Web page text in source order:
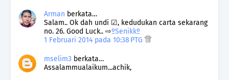
Arman berkata…
Salam.. Ok dah undi ☑, kedudukan carta sekarang
no. 26. Good Luck.. ⇨ºSenikkº
1 Februari 2014 pada 10:38 PTG
mselim3 berkata…
Assalammualaikum...achik,